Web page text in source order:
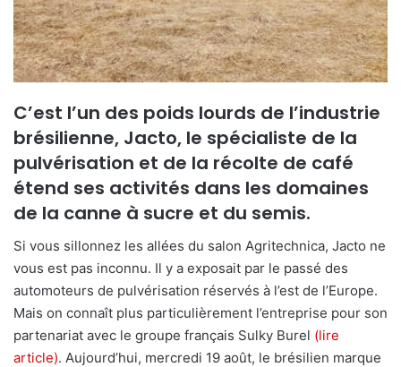
o
u
r
r
l
C’est l’un des poids lourds de l’industrie
brésilienne, Jacto, le spécialiste de la
pulvérisation et de la récolte de café
étend ses activités dans les domaines
de la canne à sucre et du semis.
Si vous sillonnez les allées du salon Agritechnica, Jacto ne
vous est pas inconnu. Il y a exposait par le passé des
automoteurs de pulvérisation réservés à l’est de l’Europe.
Mais on connaît plus particulièrement l’entreprise pour son
partenariat avec le groupe français Sulky Burel (lire
article). Aujourd’hui, mercredi 19 août, le brésilien marque